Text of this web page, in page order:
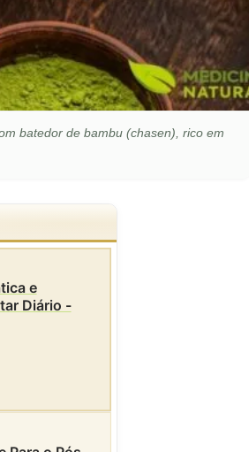
batedor de bambu (chasen), rico em
e
Diário -